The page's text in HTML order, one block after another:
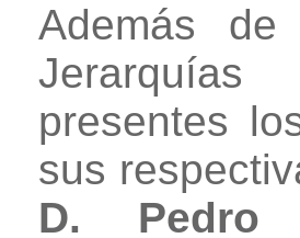
Además
Jerarquías
presentes
sus
D. Pedro